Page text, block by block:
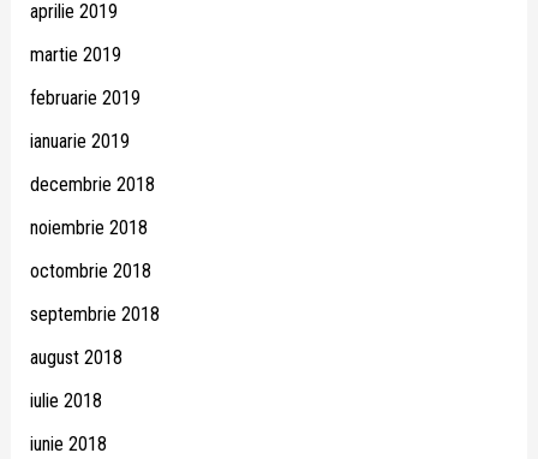
aprilie 2019
martie 2019
februarie 2019
ianuarie 2019
decembrie 2018
noiembrie 2018
octombrie 2018
septembrie 2018
august 2018
iulie 2018
iunie 2018